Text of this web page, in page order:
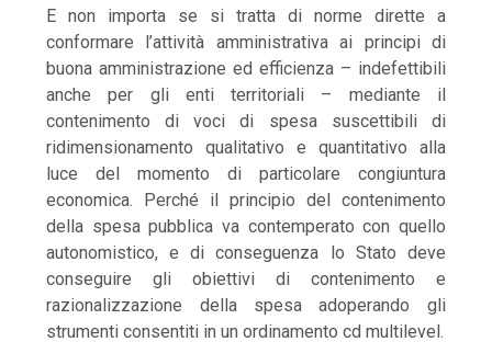
E non importa se si tratta di norme dirette a
conformare l’attività amministrativa ai principi di
buona amministrazione ed efficienza – indefettibili
anche per gli enti territoriali – mediante il
contenimento di voci di spesa suscettibili di
ridimensionamento qualitativo e quantitativo alla
luce del momento di particolare congiuntura
economica. Perché il principio del contenimento
della spesa pubblica va contemperato con quello
autonomistico, e di conseguenza lo Stato deve
conseguire gli obiettivi di contenimento e
razionalizzazione della spesa adoperando gli
strumenti consentiti in un ordinamento cd multilevel.